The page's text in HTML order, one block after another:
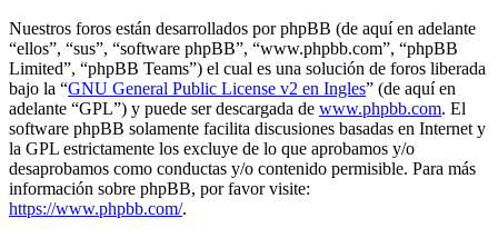
Nuestros foros están desarrollados por phpBB (de aquí en adelante
“ellos”, “sus”, “software phpBB”, “www.phpbb.com”, “phpBB
Limited”, “phpBB Teams”) el cual es una solución de foros liberada
bajo la “GNU General Public License v2 en Ingles” (de aquí en
adelante “GPL”) y puede ser descargada de www.phpbb.com. El
software phpBB solamente facilita discusiones basadas en Internet y
la GPL estrictamente los excluye de lo que aprobamos y/o
desaprobamos como conductas y/o contenido permisible. Para más
información sobre phpBB, por favor visite:
https://www.phpbb.com/.